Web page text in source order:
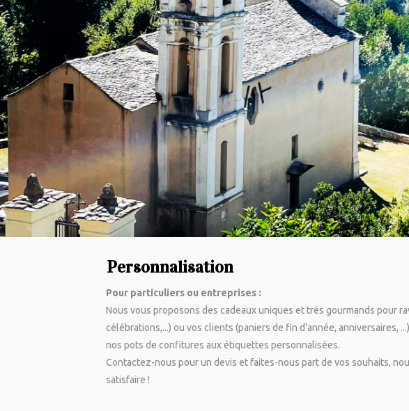
Personnalisation
Pour particuliers ou entreprises :
Nous vous proposons des cadeaux uniques et très gourmands pour
célébrations,...) ou vos clients (paniers de fin d'année, anniversaires,
nos pots de confitures aux étiquettes personnalisées.
Contactez-nous pour un devis et faites-nous part de vos souhaits,
satisfaire !